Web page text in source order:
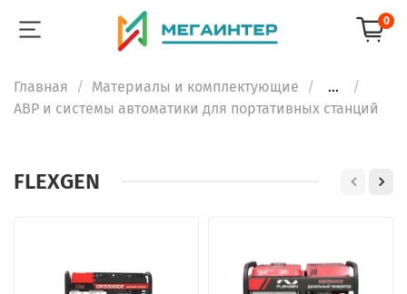
0
Главная Материалы и комплектующие
...
АВР и системы автоматики для портативных станций
FLEXGEN